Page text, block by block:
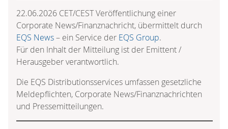
22.06.2026 CET/CEST Veröffentlichung einer
Corporate News/Finanznachricht, übermittelt durch
EQS News– ein Service der EQS Group.
Für den Inhalt der Mitteilung ist der Emittent /
Herausgeber verantwortlich.
Die EQS Distributionsservices umfassen gesetzliche
Meldepflichten, Corporate News/Finanznachrichten
und Pressemitteilungen.